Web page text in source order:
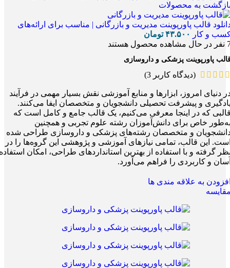
به محصولات
قالب پاورپوینت مدیریت و بازرگانی | مناسب برای ارائه‌های
و کار
۴۳.۵۰۰ تومان
نفر در حال مشاهده محصول هستند
پاورپوینت پزشکی و داروسازی
(دیدگاه کاربر 3
)
دنیای امروز، ابزارها و منابع آموزشی نقش بسیار مهمی در فرآیند
و پیشرفت تحصیلی دانشجویان و متخصصان ایفا می‌کنند.
که در اینجا معرفی می‌کنیم، یک قالب جامع و کامل است که
خاص برای دانش‌آموزان رشته علوم تجربی و همچنین
و متخصصان رشته‌های پزشکی و داروسازی طراحی شده
این قالب، تمامی نیازهای آموزشی و پژوهشی این گروه‌ها را در
گرفته و با استفاده از بهترین استانداردهای طراحی، امکان
و کاربردی را فراهم می‌آورد.
به علاقه مندی ها